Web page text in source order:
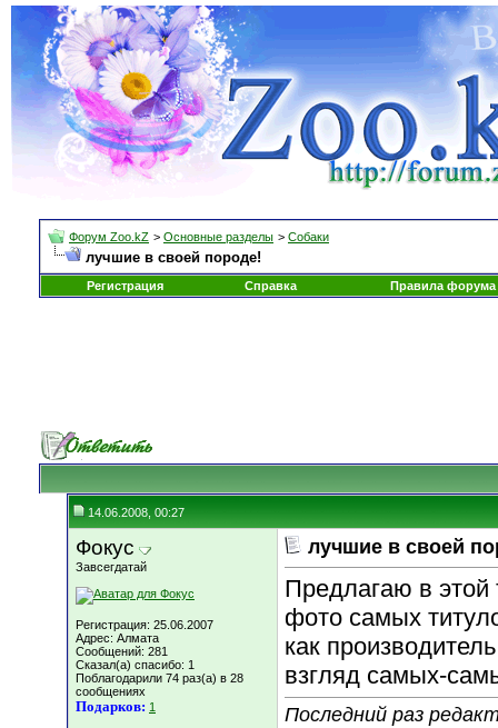
Форум Zoo.kZ > Основные разделы > Собаки
лучшие в своей породе!
Регистрация Справка Правила форума
14.06.2008, 00:27
Фокус
Завсегдатай
Регистрация: 25.06.2007
Адрес: Алмата
Сообщений: 281
Сказал(а) спасибо: 1
Поблагодарили 74 раз(а) в 28
сообщениях
Подарков: 1
лучшие в своей
Предлагаю в этой
фото самых
как
взгляд самых-
Последний раз